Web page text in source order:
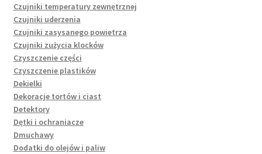
Czujniki temperatury zewnętrznej
Czujniki uderzenia
Czujniki zasysanego powietrza
Czujniki zużycia klocków
Czyszczenie części
Czyszczenie plastików
Dekielki
Dekoracje tortów i ciast
Detektory
Dętki i ochraniacze
Dmuchawy
Dodatki do olejów i paliw